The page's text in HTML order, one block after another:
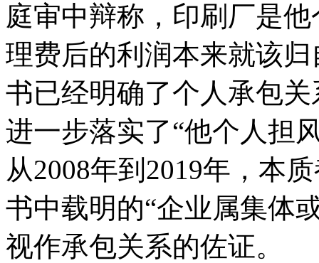
庭审中辩称，印刷厂是
理费后的利润本来就该
书已经明确了个人承包
进一步落实了“他个人担
从2008年到2019年，本
书中载明的“企业属集体
视作承包关系的佐证。